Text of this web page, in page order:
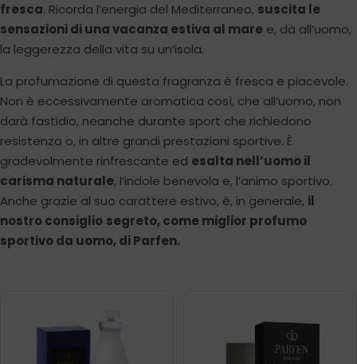
fresca. Ricorda l’energia del Mediterraneo, suscita le
sensazioni di una vacanza estiva al mare e, dà all’uomo,
la leggerezza della vita su un’isola.
La profumazione di questa fragranza è fresca e piacevole.
Non è eccessivamente aromatica così, che all’uomo, non
darà fastidio, neanche durante sport che richiedono
resistenza o, in altre grandi prestazioni sportive. È
gradevolmente rinfrescante ed esalta nell’uomo il
carisma naturale, l’indole benevola e, l’animo sportivo.
Anche grazie al suo carattere estivo, è, in generale, il
nostro consiglio segreto, come miglior profumo
sportivo da uomo, di Parfen.